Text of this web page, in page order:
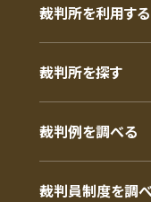
裁判所を利用する
裁判所を探す
裁判例を調べる
裁判員制度を調